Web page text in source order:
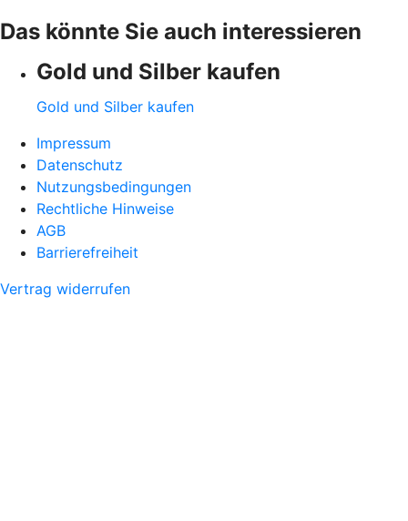
Das könnte Sie auch interessieren
Gold und Silber kaufen
Gold und Silber kaufen
Impressum
Datenschutz
Nutzungsbedingungen
Rechtliche Hinweise
AGB
Barrierefreiheit
Vertrag widerrufen